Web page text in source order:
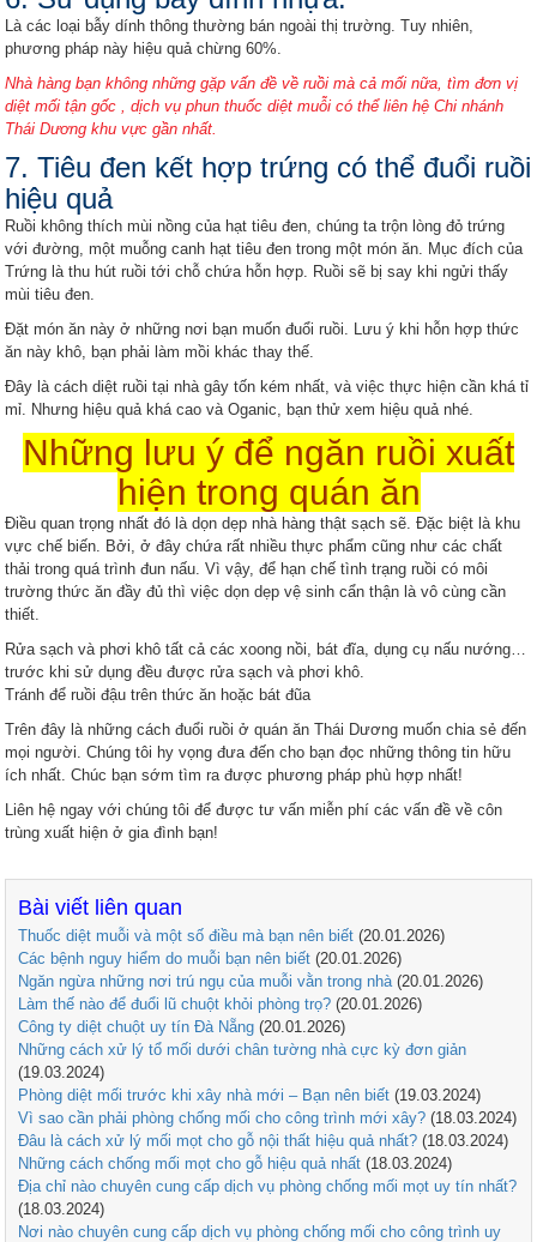
Là các loại bẫy dính thông thường bán ngoài thị trường. Tuy nhiên,
phương pháp này hiệu quả chừng 60%.
Nhà hàng bạn không những gặp vấn đề về ruồi mà cả mối nữa, tìm đơn vị
diệt mối tận gốc , dịch vụ phun thuốc diệt muỗi có thể liên hệ Chi nhánh
Thái Dương khu vực gần nhất.
7. Tiêu đen kết hợp trứng có thể đuổi ruồi
hiệu quả
Ruồi không thích mùi nồng của hạt tiêu đen, chúng ta trộn lòng đỏ trứng
với đường, một muỗng canh hạt tiêu đen trong một món ăn. Mục đích của
Trứng là thu hút ruồi tới chỗ chứa hỗn hợp. Ruồi sẽ bị say khi ngửi thấy
mùi tiêu đen.
Đặt món ăn này ở những nơi bạn muốn đuổi ruồi. Lưu ý khi hỗn hợp thức
ăn này khô, bạn phải làm mồi khác thay thế.
Đây là cách diệt ruồi tại nhà gây tốn kém nhất, và việc thực hiện cần khá tỉ
mỉ. Nhưng hiệu quả khá cao và Oganic, bạn thử xem hiệu quả nhé.
Những lưu ý để ngăn ruồi xuất
hiện trong quán ăn
Điều quan trọng nhất đó là dọn dẹp nhà hàng thật sạch sẽ. Đặc biệt là khu
vực chế biến. Bởi, ở đây chứa rất nhiều thực phẩm cũng như các chất
thải trong quá trình đun nấu. Vì vậy, để hạn chế tình trạng ruồi có môi
trường thức ăn đầy đủ thì việc dọn dẹp vệ sinh cẩn thận là vô cùng cần
thiết.
Rửa sạch và phơi khô tất cả các xoong nồi, bát đĩa, dụng cụ nấu nướng…
trước khi sử dụng đều được rửa sạch và phơi khô.
Tránh để ruồi đậu trên thức ăn hoặc bát đũa
Trên đây là những cách đuổi ruồi ở quán ăn Thái Dương muốn chia sẻ đến
mọi người. Chúng tôi hy vọng đưa đến cho bạn đọc những thông tin hữu
ích nhất. Chúc bạn sớm tìm ra được phương pháp phù hợp nhất!
Liên hệ ngay với chúng tôi để được tư vấn miễn phí các vấn đề về côn
trùng xuất hiện ở gia đình bạn!
Bài viết liên quan
Thuốc diệt muỗi và một số điều mà bạn nên biết (20.01.2026)
Các bệnh nguy hiểm do muỗi bạn nên biết (20.01.2026)
Ngăn ngừa những nơi trú ngụ của muỗi vằn trong nhà (20.01.2026)
Làm thế nào để đuổi lũ chuột khỏi phòng trọ? (20.01.2026)
Công ty diệt chuột uy tín Đà Nẵng (20.01.2026)
Những cách xử lý tổ mối dưới chân tường nhà cực kỳ đơn giản
(19.03.2024)
Phòng diệt mối trước khi xây nhà mới – Bạn nên biết (19.03.2024)
Vì sao cần phải phòng chống mối cho công trình mới xây? (18.03.2024)
Đâu là cách xử lý mối mọt cho gỗ nội thất hiệu quả nhất? (18.03.2024)
Những cách chống mối mọt cho gỗ hiệu quả nhất (18.03.2024)
Địa chỉ nào chuyên cung cấp dịch vụ phòng chống mối mọt uy tín nhất?
(18.03.2024)
Nơi nào chuyên cung cấp dịch vụ phòng chống mối cho công trình uy